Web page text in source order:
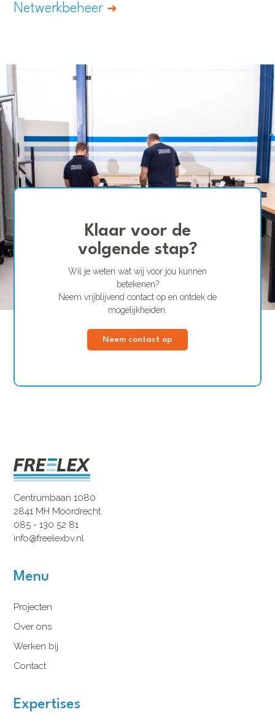
Netwerkbeheer
Klaar voor de
volgende stap?
Wil je weten wat wij voor jou kunnen
betekenen?
Neem vrijblijvend contact op en ontdek de
mogelijkheiden.
Neem contact op
Centrumbaan 1080
2841 MH Moordrecht
085 - 130 52 81
info@freelexbv.nl
Menu
Projecten
Over ons
Werken bij
Contact
Expertises